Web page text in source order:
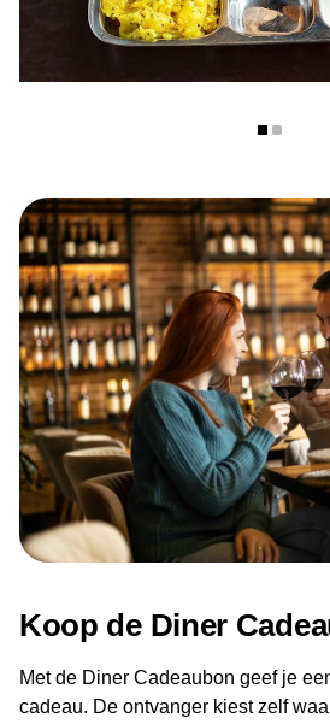
Koop de Diner
Met de Diner Cadeaubon geef je
cadeau. De ontvanger kiest zelf